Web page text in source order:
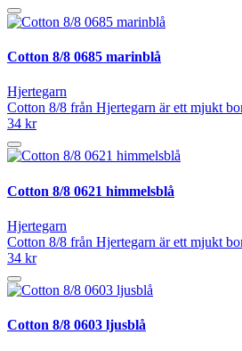
Cotton 8/8 0685 marinblå
Hjertegarn
Cotton 8/8 från Hjertegarn är ett mjukt
34 kr
Cotton 8/8 0621 himmelsblå
Hjertegarn
Cotton 8/8 från Hjertegarn är ett mjukt
34 kr
Cotton 8/8 0603 ljusblå